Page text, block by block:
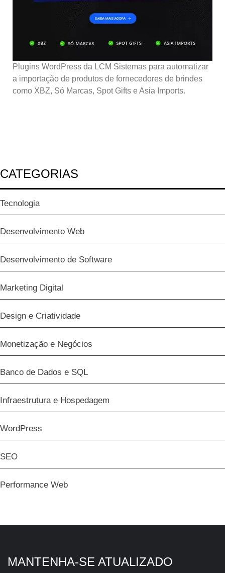
Plugins WordPress da LCM Sistemas para automatizar
a importação de produtos de fornecedores de brindes
como XBZ, Só Marcas, Spot Gifts e Asia Imports.
CATEGORIAS
Tecnologia
Desenvolvimento Web
Desenvolvimento de Software
Marketing Digital
Design e Criatividade
Monetização e Negócios
Banco de Dados e SQL
Infraestrutura e Hospedagem
WordPress
SEO
Performance Web
MANTENHA-SE ATUALIZADO